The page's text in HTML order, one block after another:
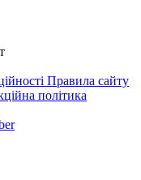
Правила сайту
політика